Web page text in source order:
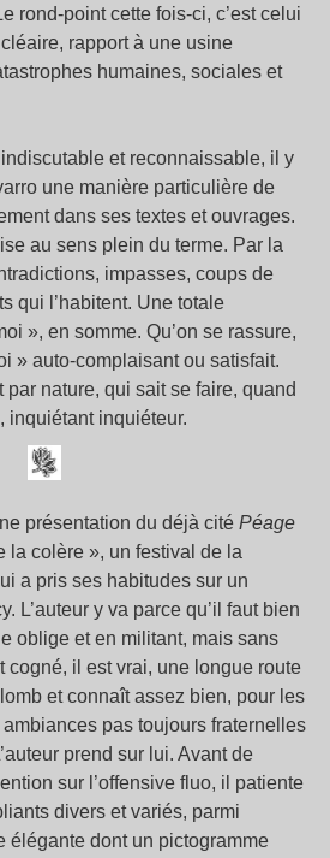
rond-point cette fois-ci, c’est celui
rapport à une usine
humaines, sociales et
et reconnaissable, il y
une manière particulière de
dans ses textes et ouvrages.
au sens plein du terme. Par la
impasses, coups de
qui l’habitent. Une totale
», en somme. Qu’on se rassure,
» auto-complaisant ou satisfait.
par nature, qui sait se faire, quand
inquiétant inquiéteur.
présentation du déjà cité Péage
la colère », un festival de la
a pris ses habitudes sur un
L’auteur y va parce qu’il faut bien
oblige et en militant, mais sans
cogné, il est vrai, une longue route
et connaît assez bien, pour les
pas toujours fraternelles
prend sur lui. Avant de
sur l’offensive fluo, il patiente
divers et variés, parmi
élégante dont un pictogramme